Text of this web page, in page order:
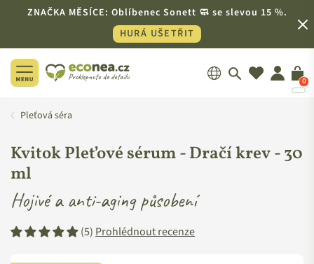
ZNAČKA MĚSÍCE: Oblíbenec Sonett 🧼 se slevou 15 %.
HURÁ UŠETŘIT
0
Pleťová séra
Kvitok Pleťové sérum - Dračí krev -30
ml
Hojivé a anti-aging působení
(5) Prohlédnout recenze